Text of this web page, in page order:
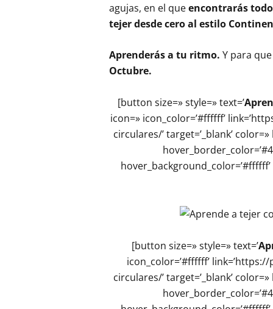
agujas, en el queencontrarás
tejer desde cero al estilo
Aprenderás a tu ritmo. Y para
Octubre.
[button size=» style=» text=’
icon=» icon_color=’#ffffff’
circulares/’ target=’_blank’
[button size=» style=» text=’
icon_color=’#ffffff’
circulares/’ target=’_blank’